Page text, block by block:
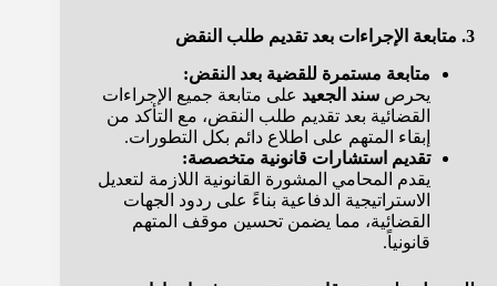
3. متابعة الإجراءات بعد تقديم طلب النقض
متابعة مستمرة للقضية بعد النقض:
يحرص سند الجعيد على متابعة جميع الإجراءات
القضائية بعد تقديم طلب النقض، مع التأكد من
إبقاء المتهم على اطلاع دائم بكل التطورات.
تقديم استشارات قانونية متخصصة:
يقدم المحامي المشورة القانونية اللازمة لتعديل
الاستراتيجية الدفاعية بناءً على ردود الجهات
القضائية، مما يضمن تحسين موقف المتهم
قانونياً.